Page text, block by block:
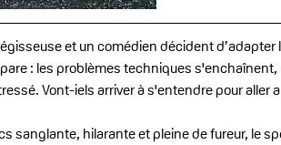
et un comédien décident
: les problèmes techniques
Vont-iels arriver à s'entendre pour aller
sanglante, hilarante et pleine de fureur, le